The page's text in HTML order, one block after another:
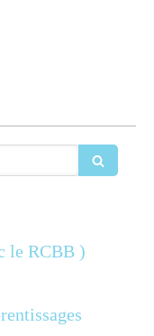
le RCBB )